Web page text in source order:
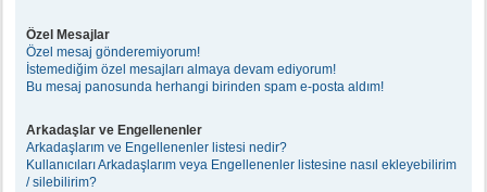
Özel Mesajlar
Özel mesaj gönderemiyorum!
İstemediğim özel mesajları almaya devam ediyorum!
Bu mesaj panosunda herhangi birinden spam e-posta aldım!
Arkadaşlar ve Engellenenler
Arkadaşlarım ve Engellenenler listesi nedir?
Kullanıcıları Arkadaşlarım veya Engellenenler listesine nasıl ekleyebilirim
/ silebilirim?